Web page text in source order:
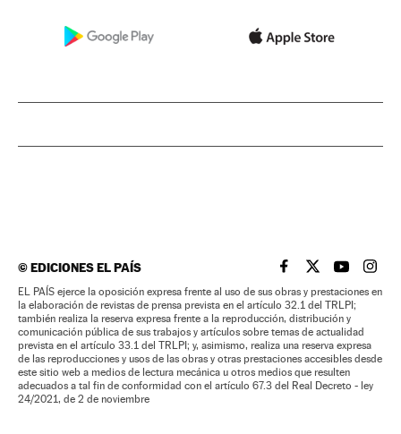
©EDICIONES EL PAÍS EL PAÍS BRASIL EN
EL PAÍSEL PAÍS
EL
EL PAÍS ejerce la oposición expresa frente al uso de sus obras y prestaciones en
la elaboración de revistas de prensa prevista en el artículo 32.1 del TRLPI;
también realiza la reserva expresa frente a la reproducción, distribución y
comunicación pública de sus trabajos y artículos sobre temas de actualidad
prevista en el artículo 33.1 del TRLPI; y, asimismo, realiza una reserva expresa
de las reproducciones y usos de las obras y otras prestaciones accesibles desde
este sitio web a medios de lectura mecánica u otros medios que resulten
adecuados a tal fin de conformidad con el artículo 67.3 del Real Decreto - ley
24/2021, de 2 de noviembre